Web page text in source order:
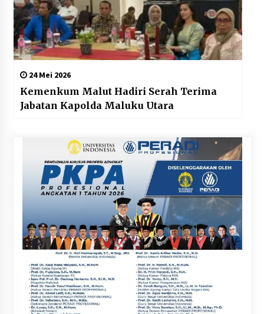
24 Mei 2026
Kemenkum Malut Hadiri Serah Terima
Jabatan Kapolda Maluku Utara